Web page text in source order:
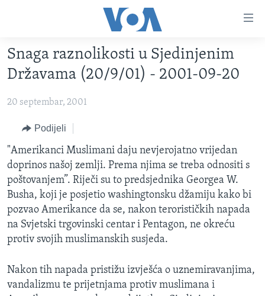
glavni
sadržaj
na
navigaciju
Idi
na
pretragu
TV PROGRAM
FOTOGRAFIJE DANA
VIJESTI
SJEDINJENE AMERIČKE DRŽAVE
BOSNA I HERCEGOVINA
SVIJET
NAUKA I TEHNOLOGIJA
SPECIJALNI PROJEKTI
KORUPCIJA
SLOBODA MEDIJA
ŽENSKA STRANA
MAGAZIN
Snaga raznolikosti u Sjedinjenim
Državama (20/9/01) - 2001-09-20
20 septembar, 2001
Podijeli
"Amerikanci Muslimani daju nevjerojatno vrijedan
doprinos našoj zemlji. Prema njima se treba odnositi s
poštovanjem”. Riječi su to predsjednika Georgea W.
Busha, koji je posjetio washingtonsku džamiju kako bi
pozvao Amerikance da se, nakon terorističkih napada
na Svjetski trgovinski centar i Pentagon, ne okreću
protiv svojih muslimanskih susjeda.
Nakon tih napada pristižu izvješća o uznemiravanjima,
vandalizmu te prijetnjama protiv muslimana i